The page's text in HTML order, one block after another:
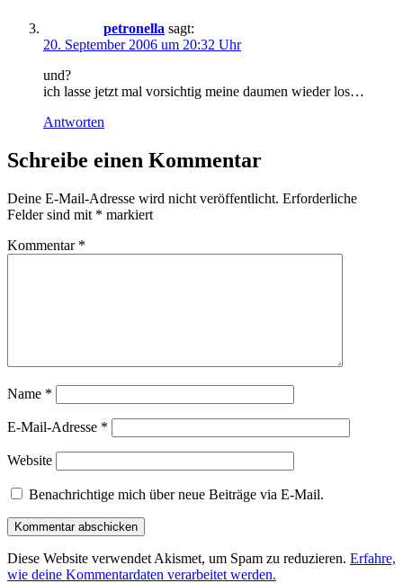
petronella sagt:
20. September 2006 um 20:32 Uhr
und?
ich lasse jetzt mal vorsichtig meine daumen wieder los…
Antworten
Schreibe einen Kommentar
Deine E-Mail-Adresse wird nicht veröffentlicht. Erforderliche
Felder sind mit * markiert
Kommentar *
Name *
E-Mail-Adresse *
Website
Benachrichtige mich über neue Beiträge via E-Mail.
Diese Website verwendet Akismet, um Spam zu reduzieren. Erfahre,
wie deine Kommentardaten verarbeitet werden.